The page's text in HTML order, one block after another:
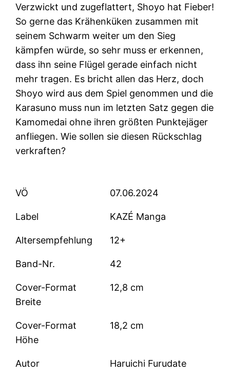
Verzwickt und zugeflattert, Shoyo hat Fieber!
So gerne das Krähenküken zusammen mit
seinem Schwarm weiter um den Sieg
kämpfen würde, so sehr muss er erkennen,
dass ihn seine Flügel gerade einfach nicht
mehr tragen. Es bricht allen das Herz, doch
Shoyo wird aus dem Spiel genommen und die
Karasuno muss nun im letzten Satz gegen die
Kamomedai ohne ihren größten Punktejäger
anfliegen. Wie sollen sie diesen Rückschlag
verkraften?
VÖ 07.06.2024
Label KAZÉ Manga
Altersempfehlung 12+
Band-Nr. 42
Cover-Format
Breite
12,8 cm
Cover-Format
Höhe
18,2 cm
Autor Haruichi Furudate